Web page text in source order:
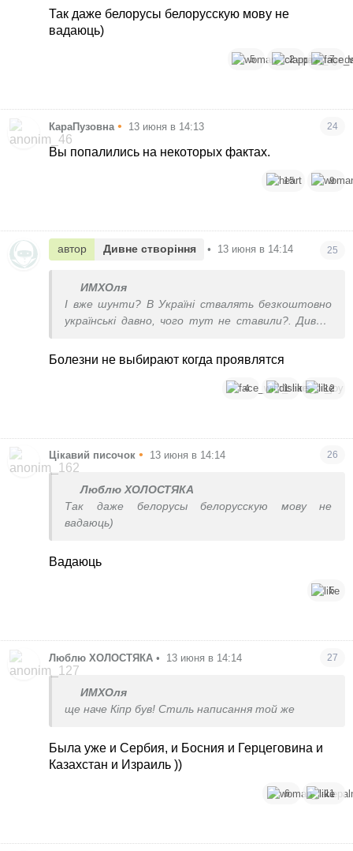
Так даже белорусы белорусскую мову не
вадаюць)
5 2 7
КараПузовна • 13 июня в 14:13 24
Вы попалились на некоторых фактах.
15 9
автор Дивне створіння • 13 июня в 14:14 25
ИМХОля
І вже шунти? В Україні ствалять безкоштовно
українські давно, чого тут не ставили?. Дивно,
Болезни не выбирают когда проявлятся
4 1 12
Цікавий писочок • 13 июня в 14:14 26
Люблю ХОЛОСТЯКА
Так даже белорусы белорусскую мову не
вадаюць)
Вадаюць
5
Люблю ХОЛОСТЯКА • 13 июня в 14:14 27
ИМХОля
ще наче Кіпр був! Стиль написання той же
Была уже и Сербия, и Босния и Герцеговина и
Казахстан и Израиль ))
6 11